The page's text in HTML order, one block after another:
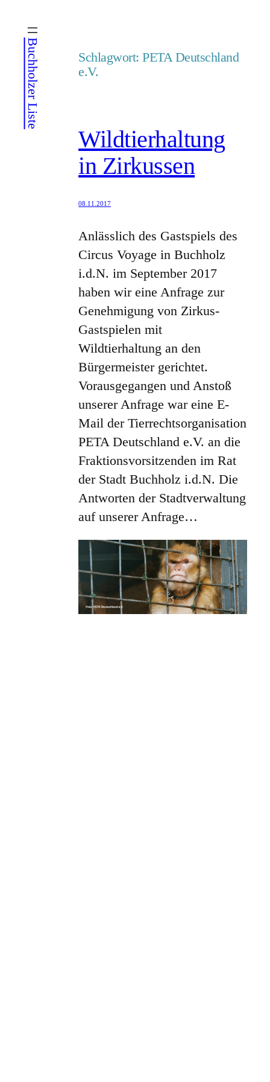
Inhalt
springen
Buchholzer Liste Schlagwort:PETA Deutschland
e.V.
Wildtierhaltung
in Zirkussen
08.11.2017
Anlässlich des Gastspiels des
Circus Voyage in Buchholz
i.d.N. im September 2017
haben wir eine Anfrage zur
Genehmigung von Zirkus-
Gastspielen mit
Wildtierhaltung an den
Bürgermeister gerichtet.
Vorausgegangen und Anstoß
unserer Anfrage war eine E-
Mail der Tierrechtsorganisation
PETA Deutschland e.V. an die
Fraktionsvorsitzenden im Rat
der Stadt Buchholz i.d.N. Die
Antworten der Stadtverwaltung
auf unserer Anfrage…